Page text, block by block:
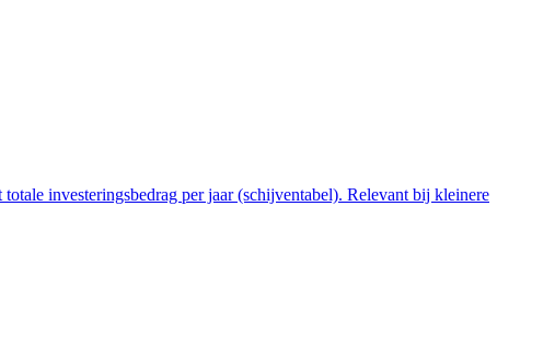
investeringsbedrag per jaar (schijventabel). Relevant bij kleinere